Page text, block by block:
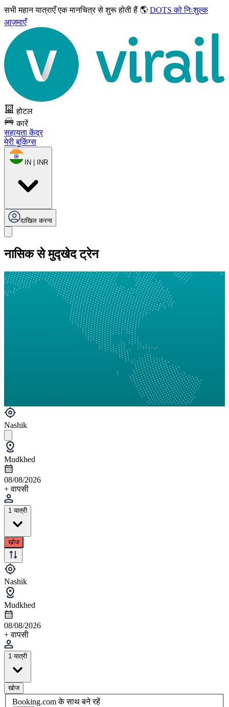
सभी महान यात्राएँएक मानचित्र से शुरू होती हैं 🌎 DOTS को निःशुल्क
आज़माएँ
होटल
कारें
सहायता केंद्र
मेरी बुकिंग्स
IN | INR
दाखिल करना
नासिक से मुद्खेद ट्रेन
Nashik
Mudkhed
08/08/2026
+ वापसी
1 यात्री
खोज
Nashik
Mudkhed
08/08/2026
+ वापसी
1 यात्री
खोज
Booking.com के साथ बने रहें